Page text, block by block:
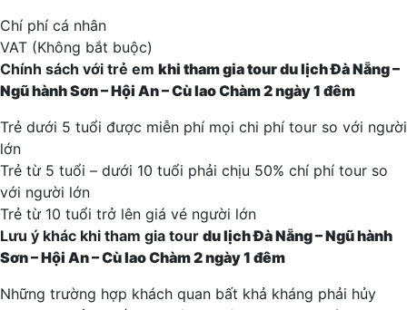
Chí phí cá nhân
VAT (Không bắt buộc)
Chính sách với trẻ em khi tham gia tourdu lịchĐà Nẵng –
Ngũ hành Sơn – Hội An – Cù lao Chàm 2ngày 1 đêm
Trẻ dưới 5 tuổi được miễn phí mọi chi phí tour so với người
lớn
Trẻ từ 5 tuổi – dưới 10 tuổi phải chịu 50% chí phí tour so
với người lớn
Trẻ từ 10 tuổi trở lên giá vé người lớn
Lưu ý khác khi tham gia tour du lịchĐà Nẵng – Ngũ hành
Sơn – Hội An – Cù lao Chàm 2ngày 1 đêm
Những trường hợp khách quan bất khả kháng phải hủy